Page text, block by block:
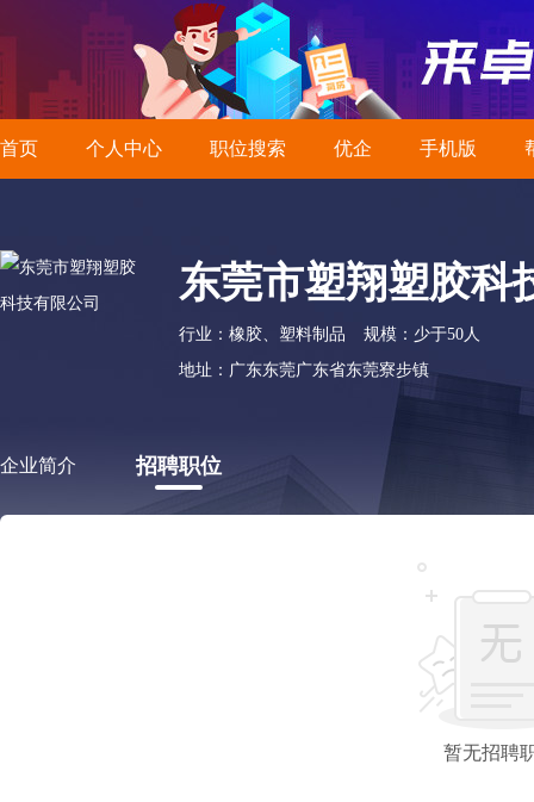
首页 个人中心 职位搜索 优企 手机版
东莞市塑翔塑胶科
行业：橡胶、塑料制品
规模：少于50人
地址：广东东莞广东省东莞寮步镇
企业简介 招聘职位
暂无招聘